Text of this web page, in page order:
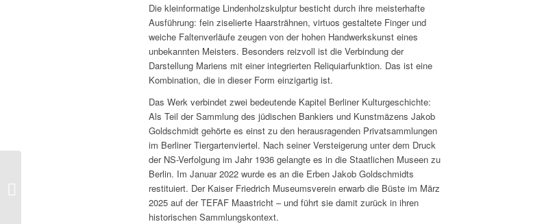
Die kleinformatige Lindenholzskulptur besticht durch ihre meisterhafte
Ausführung: fein ziselierte Haarsträhnen, virtuos gestaltete Finger und
weiche Faltenverläufe zeugen von der hohen Handwerkskunst eines
unbekannten Meisters. Besonders reizvoll ist die Verbindung der
Darstellung Mariens mit einer integrierten Reliquiarfunktion. Das ist eine
Kombination, die in dieser Form einzigartig ist.
Das Werk verbindet zwei bedeutende Kapitel Berliner Kulturgeschichte:
Als Teil der Sammlung des jüdischen Bankiers und Kunstmäzens Jakob
Goldschmidt gehörte es einst zu den herausragenden Privatsammlungen
im Berliner Tiergartenviertel. Nach seiner Versteigerung unter dem Druck
der NS-Verfolgung im Jahr 1936 gelangte es in die Staatlichen Museen zu
Berlin. Im Januar 2022 wurde es an die Erben Jakob Goldschmidts
restituiert. Der Kaiser Friedrich Museumsverein erwarb die Büste im März
2025 auf der TEFAF Maastricht – und führt sie damit zurück in ihren
historischen Sammlungskontext.